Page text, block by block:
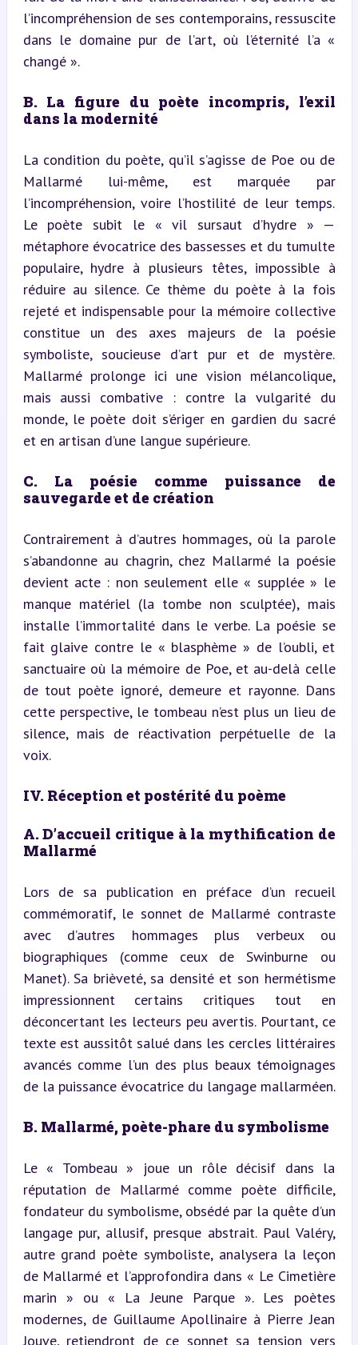
l’incompréhension de ses contemporains, ressuscite
dans le domaine pur de l’art, où l’éternité l’a «
changé ».
B. La figure du poète incompris, l’exil
dans la modernité
La condition du poète, qu’il s’agisse de Poe ou de
Mallarmé lui-même, est marquée par
l’incompréhension, voire l’hostilité de leur temps.
Le poète subit le « vil sursaut d’hydre » —
métaphore évocatrice des bassesses et du tumulte
populaire, hydre à plusieurs têtes, impossible à
réduire au silence. Ce thème du poète à la fois
rejeté et indispensable pour la mémoire collective
constitue un des axes majeurs de la poésie
symboliste, soucieuse d’art pur et de mystère.
Mallarmé prolonge ici une vision mélancolique,
mais aussi combative : contre la vulgarité du
monde, le poète doit s’ériger en gardien du sacré
et en artisan d’une langue supérieure.
C. La poésie comme puissance de
sauvegarde et de création
Contrairement à d’autres hommages, où la parole
s’abandonne au chagrin, chez Mallarmé la poésie
devient acte : non seulement elle « supplée » le
manque matériel (la tombe non sculptée), mais
installe l’immortalité dans le verbe. La poésie se
fait glaive contre le « blasphème » de l’oubli, et
sanctuaire où la mémoire de Poe, et au-delà celle
de tout poète ignoré, demeure et rayonne. Dans
cette perspective, le tombeau n’est plus un lieu de
silence, mais de réactivation perpétuelle de la
voix.
IV. Réception et postérité du poème
A. D’accueil critique à la mythification de
Mallarmé
Lors de sa publication en préface d’un recueil
commémoratif, le sonnet de Mallarmé contraste
avec d’autres hommages plus verbeux ou
biographiques (comme ceux de Swinburne ou
Manet). Sa brièveté, sa densité et son hermétisme
impressionnent certains critiques tout en
déconcertant les lecteurs peu avertis. Pourtant, ce
texte est aussitôt salué dans les cercles littéraires
avancés comme l’un des plus beaux témoignages
de la puissance évocatrice du langage mallarméen.
B. Mallarmé, poète-phare du symbolisme
Le « Tombeau » joue un rôle décisif dans la
réputation de Mallarmé comme poète difficile,
fondateur du symbolisme, obsédé par la quête d’un
langage pur, allusif, presque abstrait. Paul Valéry,
autre grand poète symboliste, analysera la leçon
de Mallarmé et l’approfondira dans « Le Cimetière
marin » ou « La Jeune Parque ». Les poètes
modernes, de Guillaume Apollinaire à Pierre Jean
Jouve, retiendront de ce sonnet sa tension vers